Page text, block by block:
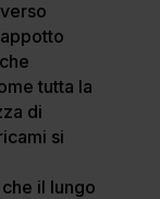
tutta la
di
si
il lungo